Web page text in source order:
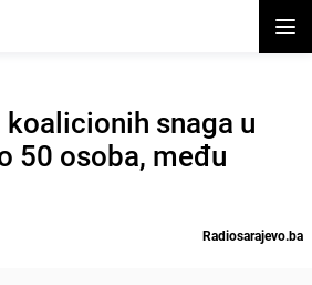
snaga u
50 osoba, među
Radiosarajevo.ba